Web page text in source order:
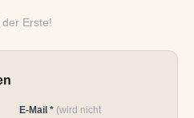
Erste!
E-Mail * (wird nicht